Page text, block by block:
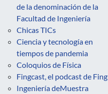
de la denominación de la
Facultad de Ingeniería
Chicas TICs
Ciencia y tecnología en
tiempos de pandemia
Coloquios de Física
Fingcast, el podcast de Fing
Ingeniería deMuestra